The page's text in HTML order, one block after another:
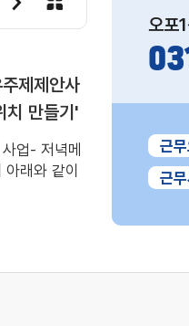
제제안사
치 만들기'
업- 저녁메
아래와 같이
상: 1인가
목) 라. 신
[ 2026년
시범사업
청년의 사
20만원 운
오포
근
근